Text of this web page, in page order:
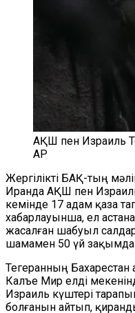
АҚШ пен Израиль
AP
Жергілікті БАҚ-тың
Иранда АҚШ пен
кемінде 17 адам қаза
хабарлауынша, ел
жасалған шабуыл
шамамен 50 үй
Тегеранның Бахарестан
Калъе Мир елді
Израиль күштері
болғанын айтып,